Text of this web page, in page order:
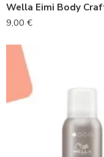
Wella Eimi Body
9,00 €